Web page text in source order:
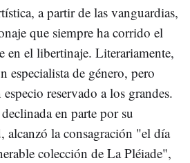
a partir de las vanguardias,
que siempre ha corrido el
en el libertinaje. Literariamente,
especialista de género, pero
reservado a los grandes.
en parte por su
alcanzó la consagración "el día
colección de La Pléiade",